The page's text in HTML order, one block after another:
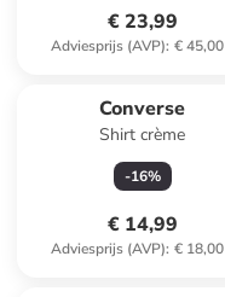
€ 23,99
Adviesprijs (AVP): € 45,00
Converse
Shirt crème
-16%
€ 14,99
Adviesprijs (AVP): € 18,00